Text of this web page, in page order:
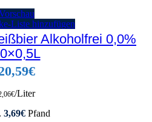
Liste hinzufügen
Alkoholfrei 0,0%
€
€/Liter
3,69€Pfand